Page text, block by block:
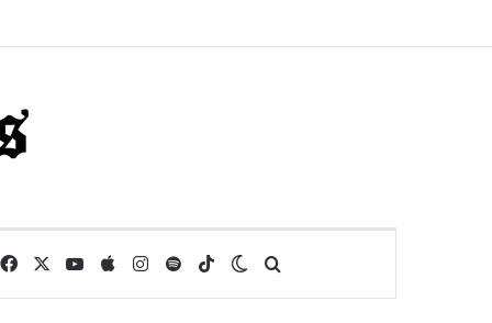
FacebookYouTube
AppleInstagram
SpotifyTikTokSwitch skin